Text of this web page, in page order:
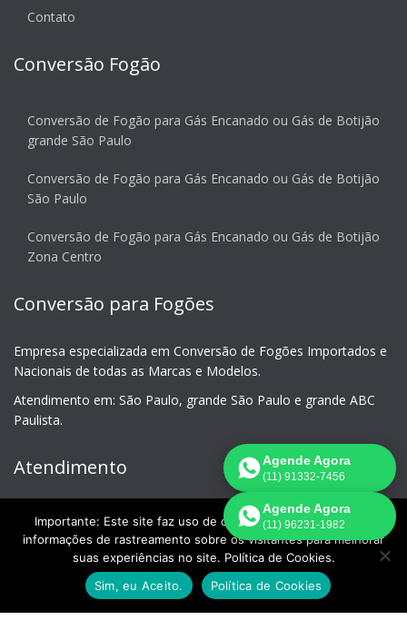
Contato
Conversão Fogão
Conversão de Fogão para Gás Encanado ou Gás de Botijão
grande São Paulo
Conversão de Fogão para Gás Encanado ou Gás de Botijão
São Paulo
Conversão de Fogão para Gás Encanado ou Gás de Botijão
Zona Centro
Conversão para Fogões
Empresa especializada em Conversão de Fogões Importados e
Nacionais de todas as Marcas e Modelos.
Atendimento em: São Paulo, grande São Paulo e grande ABC
Paulista.
Atendimento
Conversão de Fogão São Paulo
Central de Atendimento
11 3644-3392
Celular - WhatsApp
Agende Agora
(11) 91332-7456
Agende Agora
(11) 96231-1982
Importante: Este site faz uso de cookies que podem conter
informações de rastreamento sobre os visitantes para melhorar
suas experiências no site. Política de Cookies.
Sim, eu Aceito.
Política de Cookies